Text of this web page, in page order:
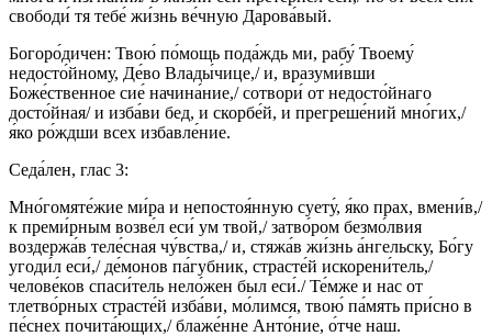
свободи́ тя тебе́ жи́знь ве́чную Дарова́вый.
Богоро́дичен: Твою́ по́мощь пода́ждь ми, рабу́ Твоему́
недосто́йному, Де́во Влады́чице,/ и, вразуми́вши
Боже́ственное сие́ начина́ние,/ сотвори́ от недосто́йнаго
досто́йная/ и изба́ви бед, и скорбе́й, и прегреше́ний мно́гих,/
я́ко ро́ждши всех избавле́ние.
Седа́лен, глас 3:
Мно́гомяте́жие ми́ра и непостоя́нную суету́, я́ко прах, вмени́в,/
к преми́рным возве́л еси́ ум твой,/ затво́ром безмо́лвия
воздержа́в теле́сная чу́вства,/ и, стяжа́в жи́знь а́нгельску, Бо́гу
угоди́л еси́,/ де́монов па́губник, страсте́й искорени́тель,/
челове́ков спаси́тель нело́жен был еси́./ Те́мже и нас от
тлетво́рных страсте́й изба́ви, мо́лимся, твою́ па́мять при́сно в
пе́снех почита́ющих,/ блаже́нне Анто́ние, о́тче наш.